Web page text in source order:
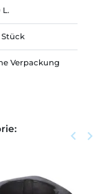
L.
Stück
Verpackung
Zurück
keyboard_arrow_left keyboard_arrow_right